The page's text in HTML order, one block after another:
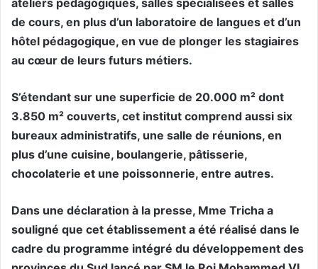
de cours, en plus d’un laboratoire de langues et d’un
hôtel pédagogique, en vue de plonger les stagiaires
au cœur de leurs futurs métiers.
S’étendant sur une superficie de 20.000 m² dont
3.850 m² couverts, cet institut comprend aussi six
bureaux administratifs, une salle de réunions, en
plus d’une cuisine, boulangerie, pâtisserie,
chocolaterie et une poissonnerie, entre autres.
Dans une déclaration à la presse, Mme Tricha a
souligné que cet établissement a été réalisé dans le
cadre du programme intégré du développement des